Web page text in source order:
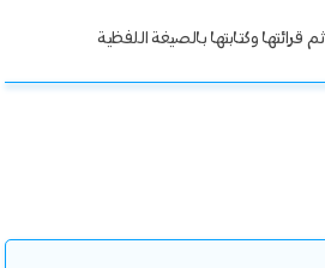
قرائتها وكتابتها بالصيغة اللفظية